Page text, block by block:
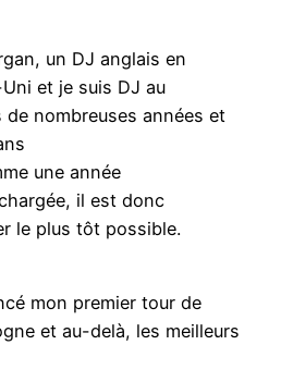
un DJ anglais en
et je suis DJ au
de nombreuses années et
une année
il est donc
le plus tôt possible.
mon premier tour de
et au-delà, les meilleurs